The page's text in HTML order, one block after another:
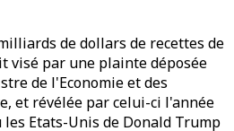
de dollars de recettes de
visé par une plainte déposée
de l'Economie et des
et révélée par celui-ci l'année
Etats-Unis de Donald Trump